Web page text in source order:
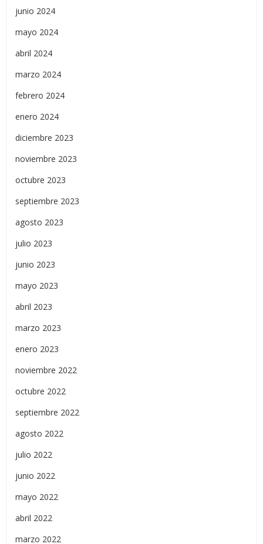
junio 2024
mayo 2024
abril 2024
marzo 2024
febrero 2024
enero 2024
diciembre 2023
noviembre 2023
octubre 2023
septiembre 2023
agosto 2023
julio 2023
junio 2023
mayo 2023
abril 2023
marzo 2023
enero 2023
noviembre 2022
octubre 2022
septiembre 2022
agosto 2022
julio 2022
junio 2022
mayo 2022
abril 2022
marzo 2022